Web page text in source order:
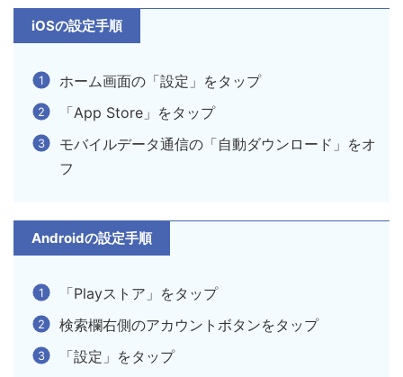
iOSの設定手順
ホーム画面の「設定」をタップ
「App Store」をタップ
モバイルデータ通信の「自動ダウンロード」をオ
フ
Androidの設定手順
「Playストア」をタップ
検索欄右側のアカウントボタンをタップ
「設定」をタップ